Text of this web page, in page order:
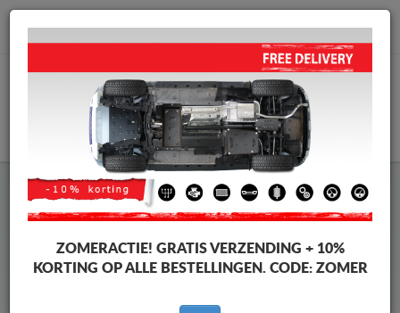
info@motorbeschermplaat.com
WINKELWAGEN
Beschermplaat Onder Auto
Mercedes GLB
ZOMERACTIE! GRATIS VERZENDING + 10%
KORTING OP ALLE BESTELLINGEN. CODE: ZOMER